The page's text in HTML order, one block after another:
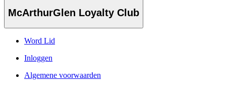
McArthurGlen Loyalty Club
Word Lid
Inloggen
Algemene voorwaarden